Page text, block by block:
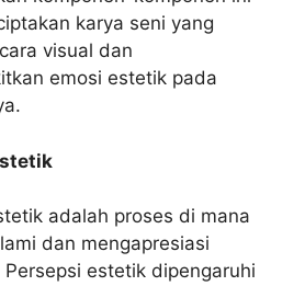
karya seni yang
visual dan
emosi estetik pada
adalah proses di mana
dan mengapresiasi
estetik dipengaruhi